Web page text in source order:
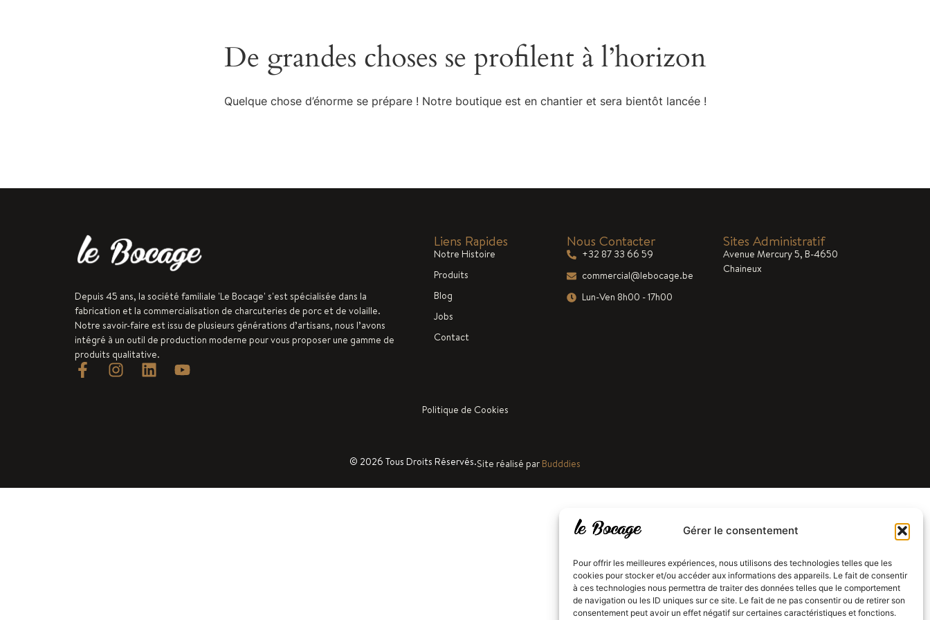
Gérer le consentement
Pour offrir les meilleures expériences, nous utilisons des technologies telles que les
cookies pour stocker et/ou accéder aux informations des appareils. Le fait de consentir
à ces technologies nous permettra de traiter des données telles que le comportement
de navigation ou les ID uniques sur ce site. Le fait de ne pas consentir ou de retirer son
consentement peut avoir un effet négatif sur certaines caractéristiques et fonctions.
De grandes choses se profilent à l’horizon
Quelque chose d’énorme se prépare ! Notre boutique est en chantier et sera bientôt lancée !
Depuis 45 ans, la société familiale 'Le Bocage' s'est spécialisée dans la
fabrication et la commercialisation de charcuteries de porc et de volaille.
Notre savoir-faire est issu de plusieurs générations d’artisans, nous l’avons
intégré à un outil de production moderne pour vous proposer une gamme de
produits qualitative.
Liens Rapides
Notre Histoire
Produits
Blog
Jobs
Contact
Nous Contacter
+32 87 33 66 59
commercial@lebocage.be
Lun-Ven 8h00 - 17h00
Sites Administratif
Avenue Mercury 5, B-4650
Chaineux
Politique de Cookies
© 2026 Tous Droits Réservés.Site réalisé par Budddies